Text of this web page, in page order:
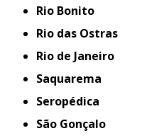
Rio Bonito
Rio das Ostras
Rio de Janeiro
Saquarema
Seropédica
São Gonçalo